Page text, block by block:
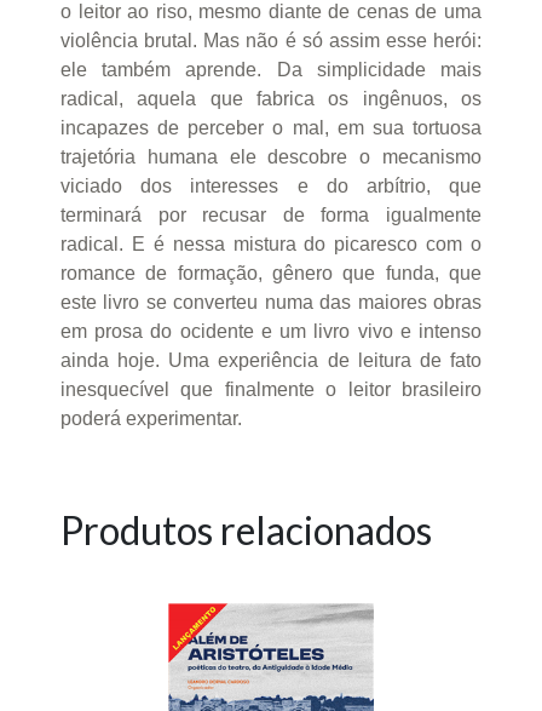
o leitor ao riso, mesmo diante de cenas de uma
violência brutal. Mas não é só assim esse herói:
ele também aprende. Da simplicidade mais
radical, aquela que fabrica os ingênuos, os
incapazes de perceber o mal, em sua tortuosa
trajetória humana ele descobre o mecanismo
viciado dos interesses e do arbítrio, que
terminará por recusar de forma igualmente
radical. E é nessa mistura do picaresco com o
romance de formação, gênero que funda, que
este livro se converteu numa das maiores obras
em prosa do ocidente e um livro vivo e intenso
ainda hoje. Uma experiência de leitura de fato
inesquecível que finalmente o leitor brasileiro
poderá experimentar.
Produtos relacionados